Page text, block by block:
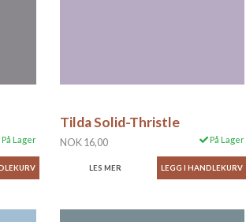
På Lager
Tilda Solid-Thristle
NOK 16,00 På Lager
LES MER